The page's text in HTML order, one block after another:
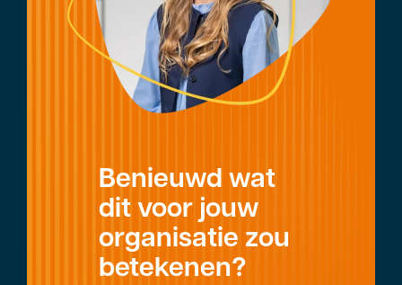
Benieuwd wat
dit voor jouw
organisatie zou
betekenen?